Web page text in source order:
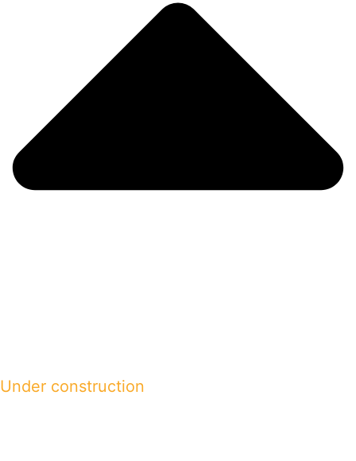
Under construction